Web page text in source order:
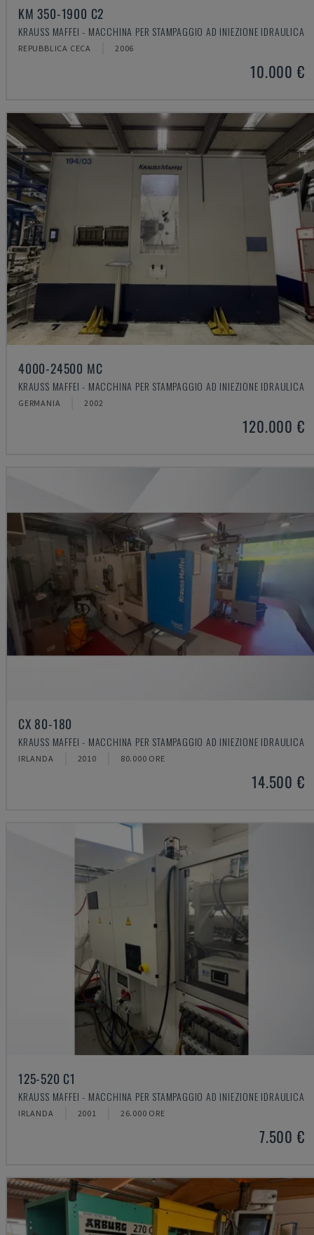
KM 350-1900 C2
KRAUSS MAFFEI - MACCHINA PER STAMPAGGIO AD INIEZIONE IDRAULICA
REPUBBLICA CECA 2006
10.000 €
4000-24500 MC
KRAUSS MAFFEI - MACCHINA PER STAMPAGGIO AD INIEZIONE IDRAULICA
GERMANIA 2002
120.000 €
CX 80-180
KRAUSS MAFFEI - MACCHINA PER STAMPAGGIO AD INIEZIONE IDRAULICA
IRLANDA 2010 80.000 ORE
14.500 €
125-520 C1
KRAUSS MAFFEI - MACCHINA PER STAMPAGGIO AD INIEZIONE IDRAULICA
IRLANDA 2001 26.000 ORE
7.500 €